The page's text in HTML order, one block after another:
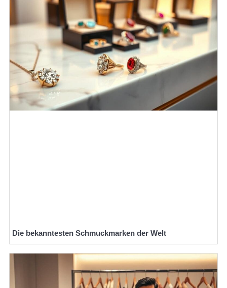
Die bekanntesten Schmuckmarken der Welt